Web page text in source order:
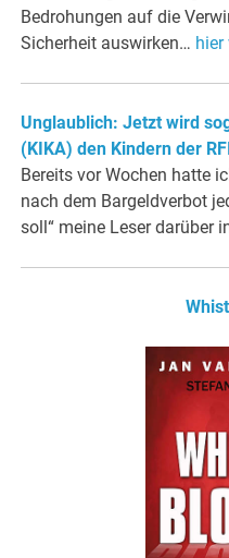
Bedrohungen auf die
Sicherheit auswirken… hier
Unglaublich: Jetzt wird
(KIKA) den Kindern der
Bereits vor Wochen hatte
nach dem Bargeldverbot
soll“ meine Leser darüber